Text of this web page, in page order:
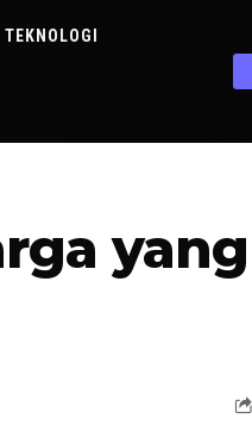
TEKNOLOGI
yang